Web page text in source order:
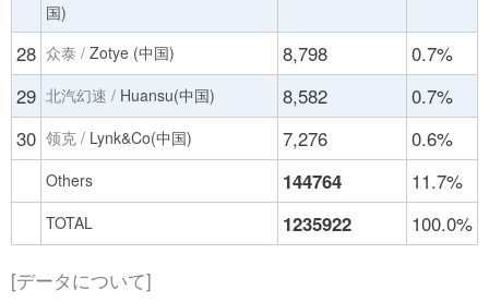
国)
28 众泰 / Zotye (中国) 8,798
0.7%
29 北汽幻速 / Huansu(中国) 8,582
0.7%
30 领克 / Lynk&Co(中国) 7,276 0.6%
Others 144764 11.7%
TOTAL 1235922 100.0%
[データについて]